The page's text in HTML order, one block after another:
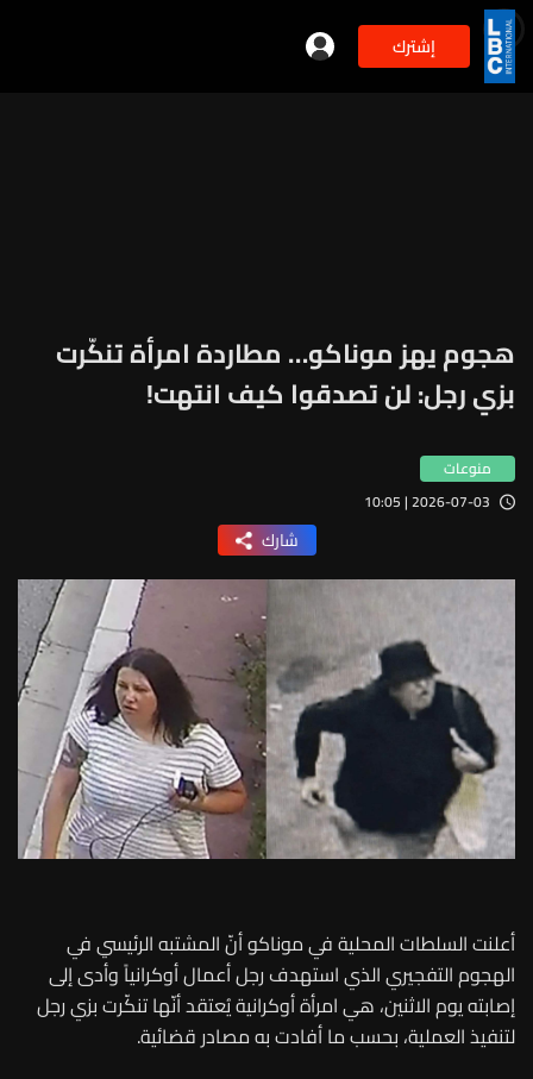
إشترك
هجوم يهز موناكو… مطاردة امرأة تنكّرت
بزي رجل: لن تصدقوا كيف انتهت!
منوعات
2026-07-03 | 10:05
شارك
أعلنت السلطات المحلية في موناكو أنّ المشتبه الرئيسي في
الهجوم التفجيري الذي استهدف رجل أعمال أوكرانياً وأدى إلى
إصابته يوم الاثنين، هي امرأة أوكرانية يُعتقد أنّها تنكّرت بزي رجل
لتنفيذ العملية، بحسب ما أفادت به مصادر قضائية.